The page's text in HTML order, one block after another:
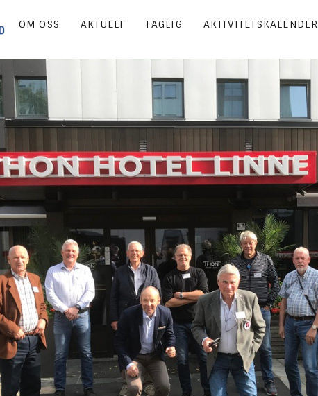
OM OSS AKTUELT FAGLIG AKTIVITETSKALENDER